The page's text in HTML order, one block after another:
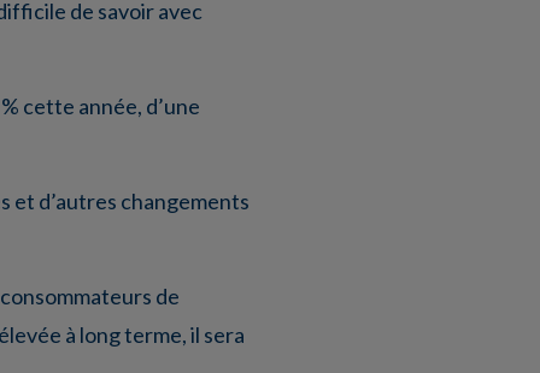
de savoir avec
cette année, d’une
et d’autres changements
de
à long terme, il sera